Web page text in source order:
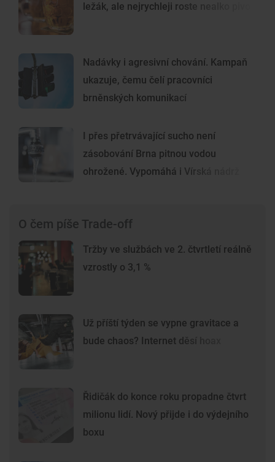
ležák, ale nejrychleji roste nealko pivo
Nadávky i agresivní chování. Kampaň
ukazuje, čemu čelí pracovníci
brněnských komunikací
I přes přetrvávající sucho není
zásobování Brna pitnou vodou
ohrožené. Vypomáhá i Vírská nádrž
O čem píše Trade-off
Tržby ve službách ve 2. čtvrtletí reálně
vzrostly o 3,1 %
Už příští týden se vypne gravitace a
bude chaos? Internet děsí hoax
Řidičák do konce roku propadne čtvrt
milionu lidí. Nový přijde i do výdejního
boxu